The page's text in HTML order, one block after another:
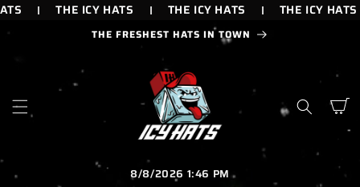
THE ICY HATS THE ICY HATS THE ICY HATS
CONTENIDOTHE FRESHEST HATS IN TOWN
Carrito
8/8/2026 1:46 PM